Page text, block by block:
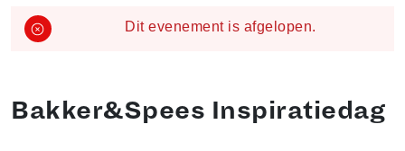
Dit evenement is afgelopen.
Bakker&Spees Inspiratiedag